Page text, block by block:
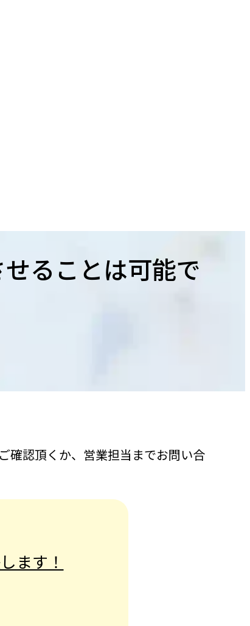
ることは可能で
確認頂くか、営業担当までお問い合
ます！